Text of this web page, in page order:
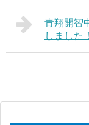
青翔開智
しました！